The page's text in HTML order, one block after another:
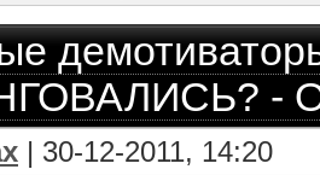
-
| 30-12-2011, 14:20